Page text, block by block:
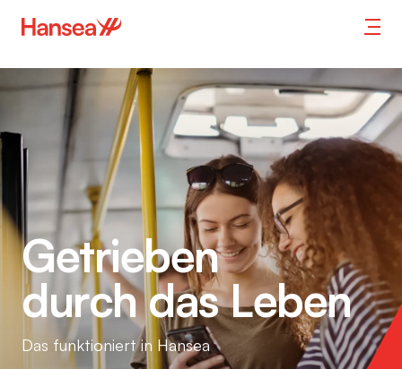
Getrieben
durch das Leben
Das funktioniert in Hansea